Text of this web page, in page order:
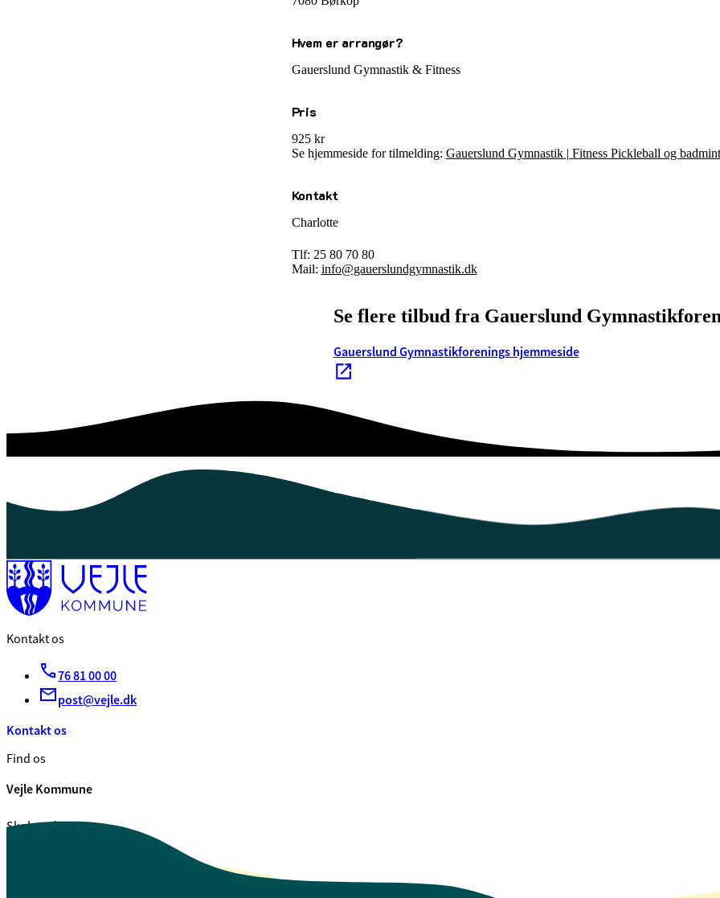
Hvem er arrangør?
Gauerslund Gymnastik & Fitness
Pris
925 kr
Se hjemmeside for tilmelding: Gauerslund Gymnastik | Fitness Pickleball og
Kontakt
Charlotte
Tlf: 25 80 70 80
Mail: info@gauerslundgymnastik.dk
Se flere tilbud fra Gauerslund
Gauerslund Gymnastikforenings hjemmeside
Kontakt os
76 81 00 00
post@vejle.dk
Kontakt os
Find os
Vejle Kommune
Skolegade 1